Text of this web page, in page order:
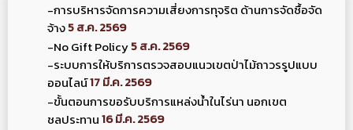
-การบริหารจัดการความเสี่ยงการทุจริต ด้านการจัดซื้อจัด
จ้าง5 ส.ค. 2569
-No Gift Policy5 ส.ค. 2569
-ระบบการให้บริการตรวจสอบแนวเขตป่าไม้ถาวรรูปแบบ
ออนไลน์17 มี.ค. 2569
-ขั้นตอนการขอรับบริการแหล่งน้ำในไร่นา นอกเขต
ชลประทาน16 มี.ค. 2569